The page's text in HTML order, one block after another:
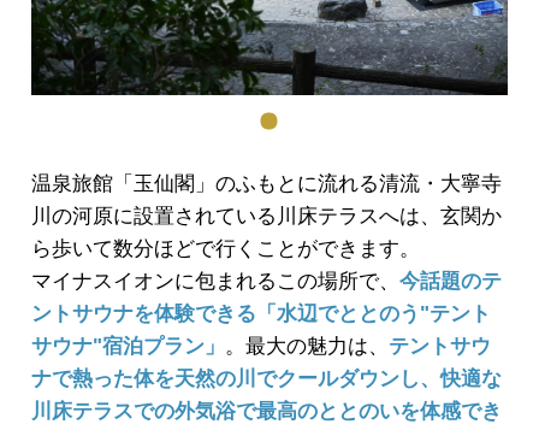
温泉旅館「玉仙閣」のふもとに流れる清流・大寧寺
川の河原に設置されている川床テラスへは、玄関か
ら歩いて数分ほどで行くことができます。
マイナスイオンに包まれるこの場所で、 今話題のテ
ントサウナを体験できる「水辺でととのう"テント
サウナ"宿泊プラン」 。最大の魅力は、 テントサウ
ナで熱った体を天然の川でクールダウンし、快適な
川床テラスでの外気浴で最高のととのいを体感でき